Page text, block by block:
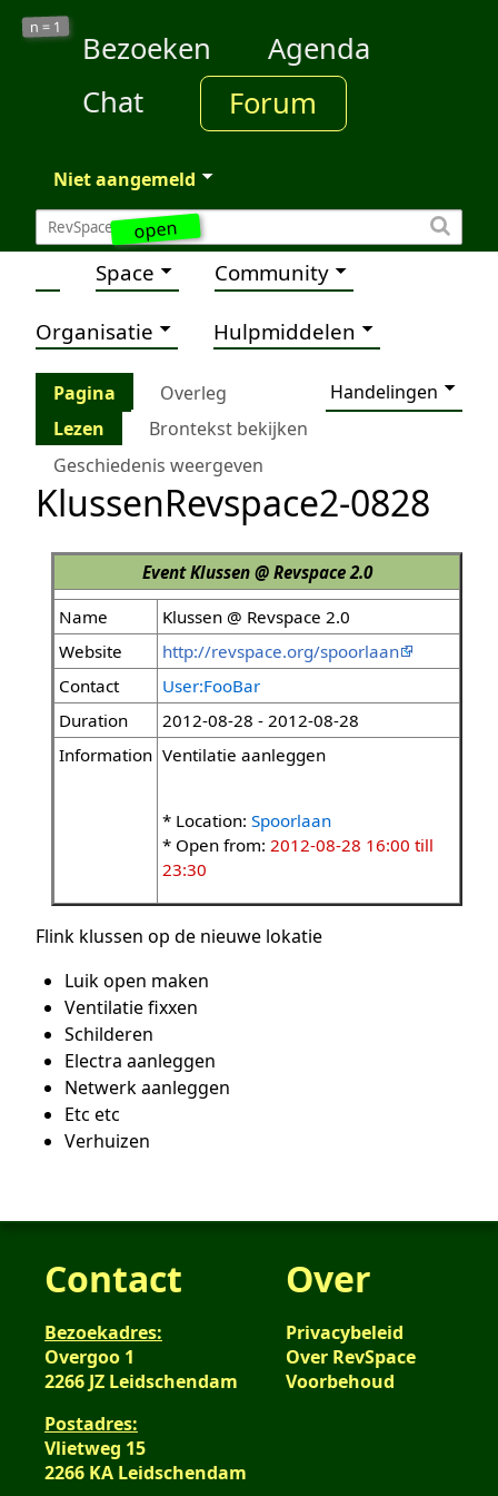
open
n = 1
Bezoeken
Agenda
Chat
Forum
Niet aangemeld
Space Community
Organisatie Hulpmiddelen
Pagina Overleg
Handelingen
Lezen
Brontekst bekijken
Geschiedenis weergeven
KlussenRevspace2-0828
EventKlussen @ Revspace 2.0
Name
Klussen @ Revspace 2.0
Website
http://revspace.org/spoorlaan
Contact
User:FooBar
Duration
2012-08-28 - 2012-08-28
Information Ventilatie aanleggen
* Location: Spoorlaan
* Open from: 2012-08-28 16:00 till
23:30
Flink klussen op de nieuwe lokatie
Luik open maken
Ventilatie fixxen
Schilderen
Electra aanleggen
Netwerk aanleggen
Etc etc
Verhuizen
Contact
Bezoekadres:
Overgoo 1
2266 JZ Leidschendam
Postadres:
Vlietweg 15
2266 KA Leidschendam
Over
Privacybeleid
Over RevSpace
Voorbehoud